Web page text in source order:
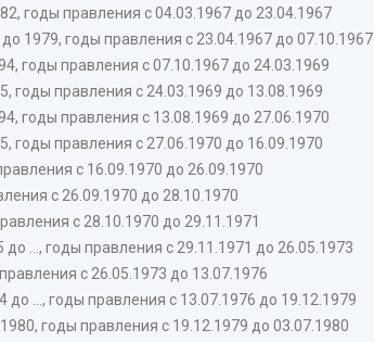
годы правления с 04.03.1967 до 23.04.1967
годы правления с 23.04.1967 до 07.10.1967
годы правления с 07.10.1967 до 24.03.1969
правления с 24.03.1969 до 13.08.1969
годы правления с 13.08.1969 до 27.06.1970
правления с 27.06.1970 до 16.09.1970
с 16.09.1970 до 26.09.1970
с 26.09.1970 до 28.10.1970
с 28.10.1970 до 29.11.1971
..., годы правления с 29.11.1971 до 26.05.1973
с 26.05.1973 до 13.07.1976
..., годы правления с 13.07.1976 до 19.12.1979
годы правления с 19.12.1979 до 03.07.1980